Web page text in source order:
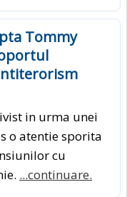
Tommy
in urma unei
o atentie sporita
cu
...continuare.